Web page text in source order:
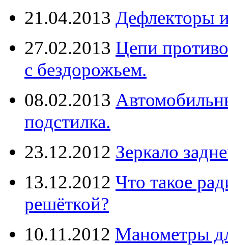
21.04.2013 Дефлекторы
27.02.2013 Цепи
с бездорожьем.
08.02.2013
подстилка.
23.12.2012 Зеркало
13.12.2012 Что такое
решёткой?
10.11.2012 Манометры